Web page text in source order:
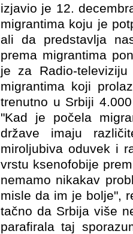
izjavio je 12.
migrantima koju je
ali da predstavlja
prema migrantima
je za Radio-
migrantima koji
trenutno u Srbiji
"Kad je počela
države imaju
miroljubiva oduvek i
vrstu ksenofobije
nemamo nikakav
misle da im je bolje",
tačno da Srbija više
parafirala taj